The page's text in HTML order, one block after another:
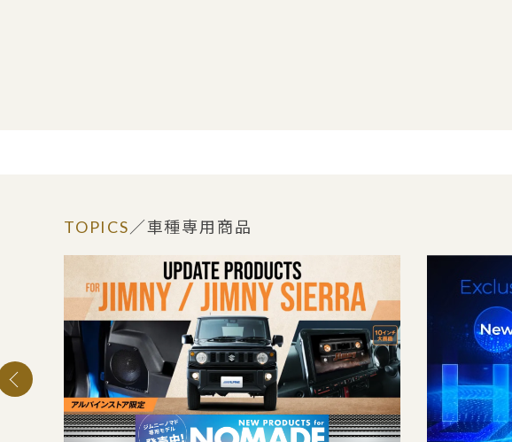
TOPICS ／車種専用商品